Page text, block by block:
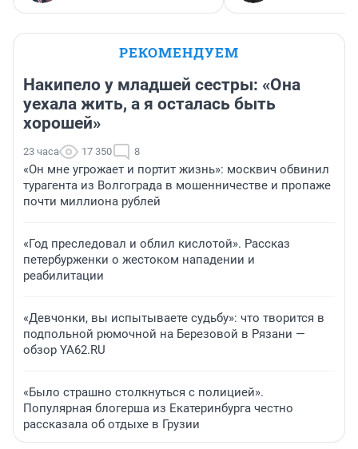
РЕКОМЕНДУЕМ
Накипело у младшей сестры: «Она
уехала жить, а я осталась быть
хорошей»
23 часа 17 350 8
«Он мне угрожает и портит жизнь»: москвич обвинил
турагента из Волгограда в мошенничестве и пропаже
почти миллиона рублей
«Год преследовал и облил кислотой». Рассказ
петербурженки о жестоком нападении и
реабилитации
«Девчонки, вы испытываете судьбу»: что творится в
подпольной рюмочной на Березовой в Рязани —
обзор YA62.RU
«Было страшно столкнуться с полицией».
Популярная блогерша из Екатеринбурга честно
рассказала об отдыхе в Грузии